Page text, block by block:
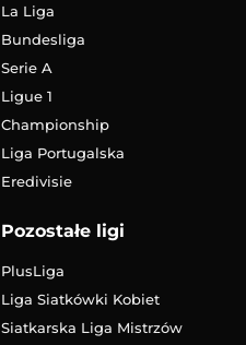
La Liga
Bundesliga
Serie A
Ligue 1
Championship
Liga Portugalska
Eredivisie
Pozostałe ligi
PlusLiga
Liga Siatkówki Kobiet
Siatkarska Liga Mistrzów